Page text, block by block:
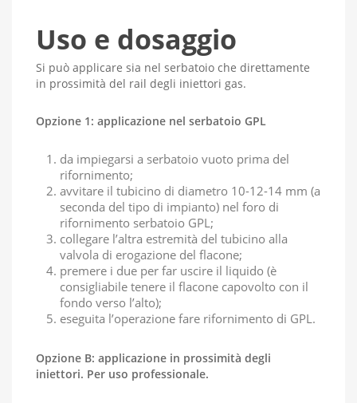
Uso e dosaggio
Si può applicare sia nel serbatoio che direttamente
in prossimità del rail degli iniettori gas.
Opzione 1: applicazione nel serbatoio GPL
da impiegarsi a serbatoio vuoto prima del
rifornimento;
avvitare il tubicino di diametro 10-12-14 mm (a
seconda del tipo di impianto) nel foro di
rifornimento serbatoio GPL;
collegare l’altra estremità del tubicino alla
valvola di erogazione del flacone;
premere i due per far uscire il liquido (è
consigliabile tenere il flacone capovolto con il
fondo verso l’alto);
eseguita l’operazione fare rifornimento di GPL.
Opzione B: applicazione in prossimità degli
iniettori. Per uso professionale.